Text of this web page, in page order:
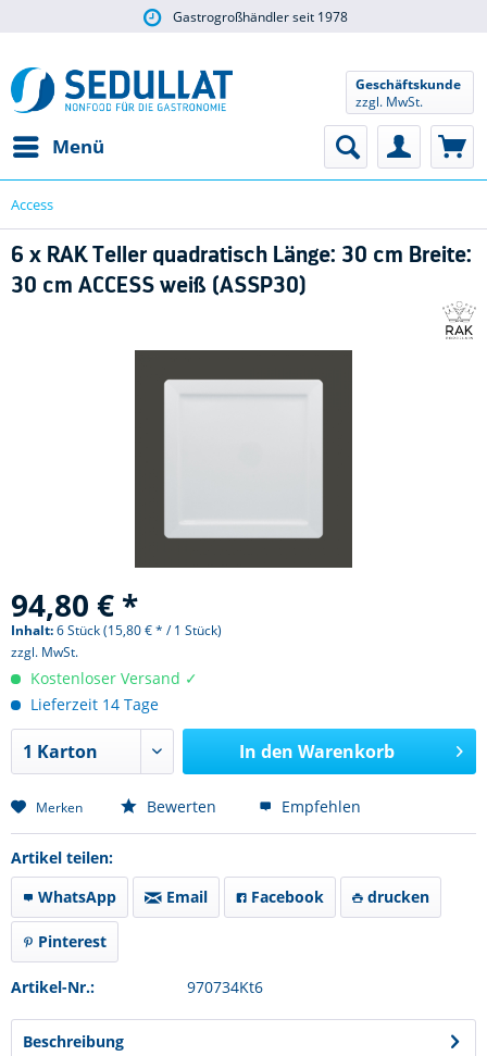
Gastrogroßhändler seit 1978
Menü
Geschäftskunde
zzgl. MwSt.
Access
6 x RAK Teller quadratisch Länge: 30 cm Breite:
30 cm ACCESS weiß (ASSP30)
94,80 € *
Inhalt:6 Stück (15,80 € * / 1 Stück)
zzgl. MwSt.
Kostenloser Versand ✓
Lieferzeit 14 Tage
In den Warenkorb
Merken Bewerten Empfehlen
Artikel teilen:
WhatsApp
Email Facebook drucken
Pinterest
Artikel-Nr.: 970734Kt6
Beschreibung